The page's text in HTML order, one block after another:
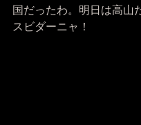
国だったわ。明日は高山
スビダーニャ！